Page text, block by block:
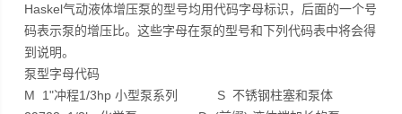
Haskel气动液体增压泵的型号均用代码字母标识，后面的一个号
码表示泵的增压比。这些字母在泵的型号和下列代码表中将会得
到说明。
泵型字母代码
M 1"冲程1/3hp 小型泵系列 S 不锈钢柱塞和泵体